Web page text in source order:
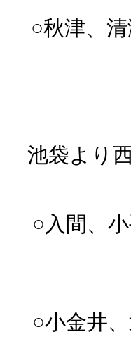
○秋津、
池袋より
○入間、
○小金井